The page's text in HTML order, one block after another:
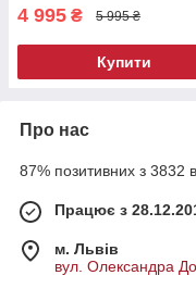
4 995 ₴ 5 995 ₴
Купити
Про нас
87% позитивних з 3832
Працює з
м. Львів
вул. Олександра